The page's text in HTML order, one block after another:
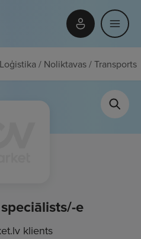
Loģistika / Noliktavas / Transports
e
klients